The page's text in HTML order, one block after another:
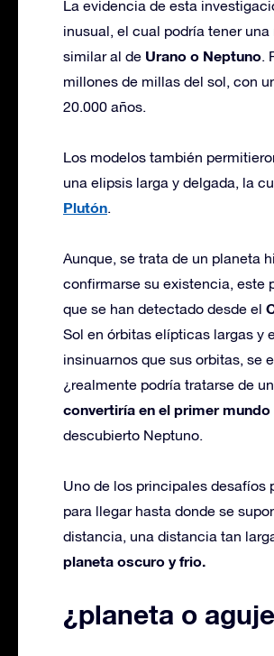
La evidencia de esta
inusual, el cual podría tener
similar al de Urano o Neptuno.
millones de millas del sol, con
20.000 años.
Los modelos también
una elipsis larga y delgada, la
Plutón.
Aunque, se trata de un planeta
confirmarse su existencia, este
que se han detectado desde el
Sol en órbitas elípticas largas y
insinuarnos que sus orbitas, se
¿realmente podría tratarse de
convertiría en el primer mundo
descubierto Neptuno.
Uno de los principales desafíos
para llegar hasta donde se
distancia, una distancia tan
planeta oscuro y frio.
¿planeta o